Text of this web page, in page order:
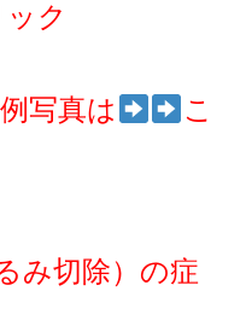
ク
写真は こ
み切除）の症